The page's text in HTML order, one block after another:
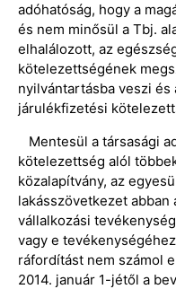
adóhatóság, hogy a
és nem minősül a Tbj.
elhalálozott, az
kötelezettségének
nyilvántartásba veszi és
járulékfizetési
Mentesül a társasági
kötelezettség alól
közalapítvány, az
lakásszövetkezet abban
vállalkozási
vagy e
ráfordítást nem számol
2014. január 1-jétől a